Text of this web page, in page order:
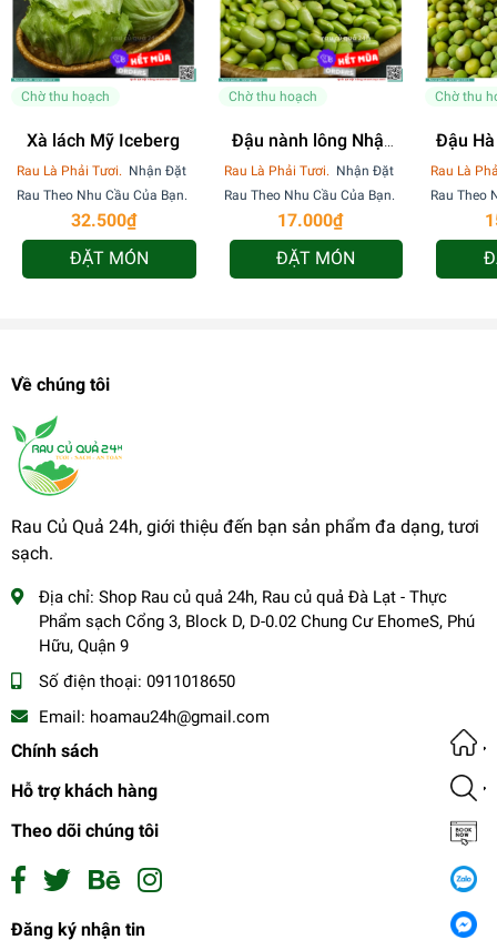
Chờ thu hoạch
Xà lách Mỹ Iceberg
Rau Là Phải Tươi. Nhận Đặt
Rau Theo Nhu Cầu Của Bạn.
32.500₫
ĐẶT MÓN
Chờ thu hoạch
Đậu nành lông Nhật
sơ chế - 170g
Rau Là Phải Tươi. Nhận Đặt
Rau Theo Nhu Cầu Của Bạn.
17.000₫
ĐẶT MÓN
Chờ thu
Đậu
Rau Là
Rau Theo
Về chúng tôi
Rau Củ Quả 24h, giới thiệu đến bạn sản phẩm đa dạng, tươi
sạch.
Địa chỉ: Shop Rau củ quả 24h, Rau củ quả Đà Lạt - Thực
Phẩm sạch Cổng 3, Block D, D-0.02 Chung Cư EhomeS, Phú
Hữu, Quận 9
Số điện thoại: 0911018650
Email: hoamau24h@gmail.com
Chính sách
Hỗ trợ khách hàng
Theo dõi chúng tôi
Đăng ký nhận tin0₫